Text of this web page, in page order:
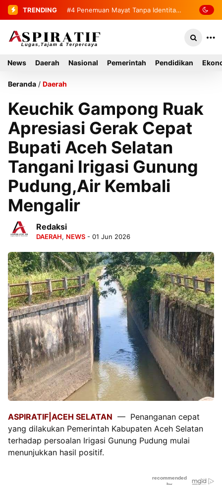
TRENDING #4 Penemuan Mayat Tanpa
Damai Kluet Selatan
#5 Bupati Mirwan Tinjau Langsung
Instruksikan Masuk Program Bantuan
News Daerah Nasional Pemerintah Pendidikan
Beranda / Daerah
Keuchik Gampong Ruak
Apresiasi Gerak Cepat
Bupati Aceh Selatan
Tangani Irigasi Gunung
Pudung,Air Kembali
Mengalir
Redaksi
DAERAH, NEWS - 01 Jun 2026
ASPIRATIF|ACEH SELATAN — Penanganan cepat
yang dilakukan Pemerintah Kabupaten Aceh Selatan
terhadap persoalan Irigasi Gunung Pudung mulai
menunjukkan hasil positif.